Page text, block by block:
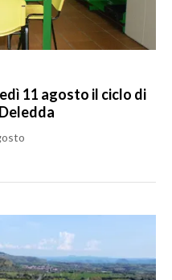
11 agosto il ciclo di